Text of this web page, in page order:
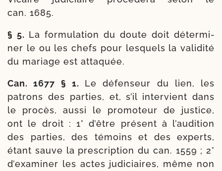
can. 1685.
§ 5. La for­mu­la­tion du doute doit déter­mi­
ner le ou les chefs pour les­quels la vali­di­té
du mariage est attaquée.
Can. 1677 § 1. Le défen­seur du lien, les
patrons des par­ties, et, s’il inter­vient dans
le pro­cès, aus­si le pro­mo­teur de jus­tice,
ont le droit : 1° d’être pré­sent à l’au­di­tion
des par­ties, des témoins et des experts,
étant sauve la pres­crip­tion du can. 1559 ; 2°
d’examiner les actes judi­ciaires, même non